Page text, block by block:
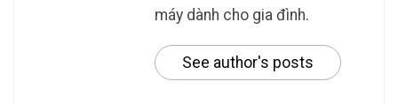
máy dành cho gia đình.
See author's posts